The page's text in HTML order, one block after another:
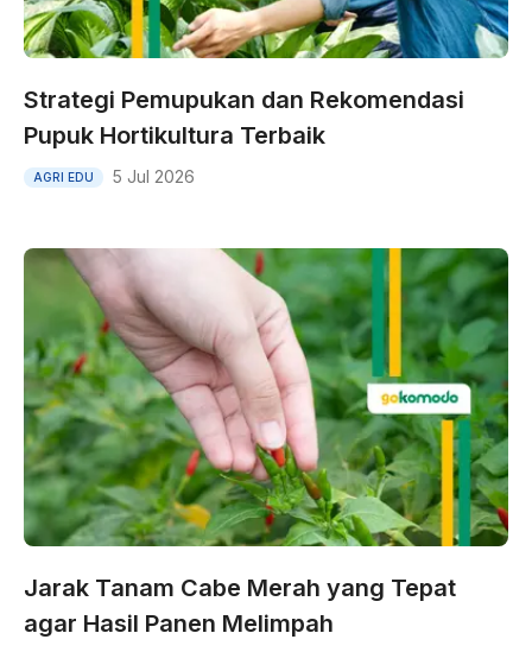
Strategi Pemupukan dan Rekomendasi
Pupuk Hortikultura Terbaik
AGRI EDU 5 Jul 2026
Jarak Tanam Cabe Merah yang Tepat
agar Hasil Panen Melimpah